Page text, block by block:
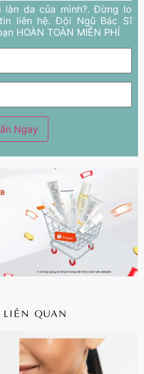
da của mình?. Đừng lo
liên hệ. Đội Ngũ Bác Sĩ
HOÀN TOÀN MIỄN PHÍ
QUAN